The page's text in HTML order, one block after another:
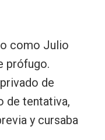
como Julio
prófugo.
de
de tentativa,
y cursaba